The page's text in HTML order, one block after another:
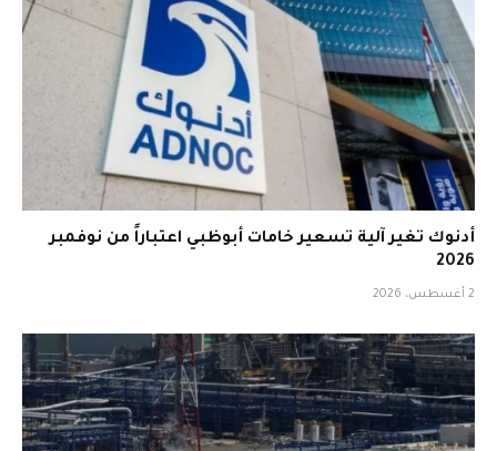
أدنوك تغير آلية تسعير خامات أبوظبي اعتباراً من نوفمبر
2026
2 أغسطس، 2026